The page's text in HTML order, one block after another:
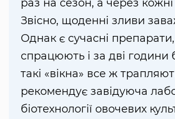
раз на сезон, а через кожні
Звісно, щоденні зливи
Однак є сучасні препарати,
спрацюють і за дві години
такі «вікна» все ж
рекомендує завідуюча
біотехнології овочевих